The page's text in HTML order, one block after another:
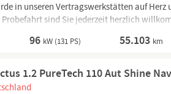
96 kW (131 PS) 55.103 km
in unseren Vertragswerkstätten auf
Probefahrt sind Sie jederzeit herzlich
1.2 PureTech 110 Aut Shine